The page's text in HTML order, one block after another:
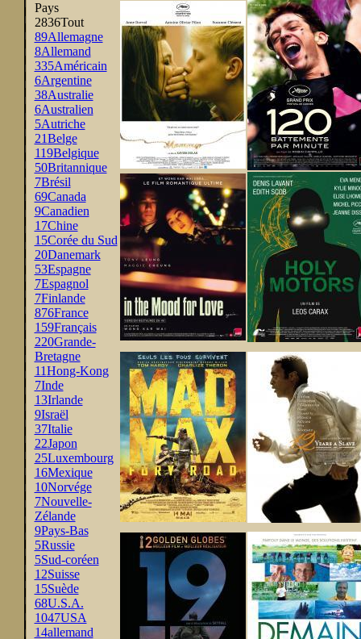
Pays
2836Tout
89Allemagne
8Allemand
335Américain
6Argentine
38Australie
6Australien
5Autriche
21Belge
119Belgique
50Britannique
7Brésil
69Canada
9Canadien
17Chine
15Corée du Sud
20Danemark
53Espagne
7Espagnol
7Finlande
876France
159Français
220Grande-
Bretagne
11Hong-Kong
7Inde
13Irlande
9Israël
37Italie
22Japon
25Luxembourg
16Mexique
10Norvége
7Nouvelle-
Zélande
9Pays-Bas
5Russie
5Sud-coréen
12Suisse
15Suède
68U.S.A.
1047USA
14allemand